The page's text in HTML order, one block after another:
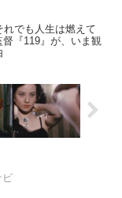
れでも人生は燃えて
『119』が、いま観
ビ